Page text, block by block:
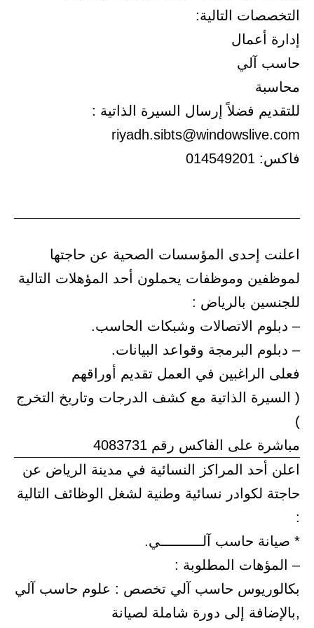
التخصصات التالية:
إدارة أعمال
حاسب آلي
محاسبة
للتقديم فضلاً إرسال السيرة الذاتية :
riyadh.sibts@windowslive.com
فاكس: 014549201
اعلنت إحدى المؤسسات الصحية عن حاجتها
لموظفين وموظفات يحملون أحد المؤهلات التالية
للجنسين بالرياض :
– دبلوم الاتصالات وشبكات الحاسب.
– دبلوم البرمجة وقواعد البيانات.
فعلى الراغبين في العمل تقديم أوراقهم
( السيرة الذاتية مع كشف الدرجات وتاريخ التخرج
)
مباشرة على الفاكس رقم 4083731
اعلن أحد المراكز النسائية في مدينة الرياض عن
حاجتة لكوادر نسائية وطنية لشغل الوظائف التالية
:
* صيانة حاسب آلــــــــــي.
– المؤهات المطلوبة :
بكالوريوس حاسب آلي تخصص : علوم حاسب آلي
,بالإضافة إلى دورة شاملة لصيانة